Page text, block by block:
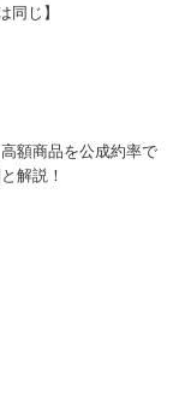
同じ】
額商品を公成約率で
解説！